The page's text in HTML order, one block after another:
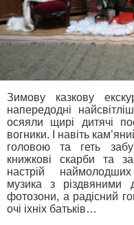
Зимову казкову
напередодні
осяяли щирі дитячі
вогники. І навіть
головою та геть
книжкові скарби та
настрій наймолодших
музика з різдвяними
фотозони, а радісний
очі іхніх батьків…